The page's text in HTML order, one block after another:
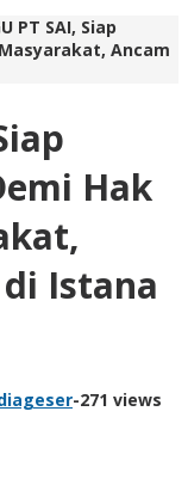
PT SAI, Siap
Ancam
Hak
Istana
-271 views